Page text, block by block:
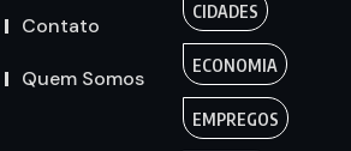
Contato
Quem Somos
CIDADES
ECONOMIA
EMPREGOS